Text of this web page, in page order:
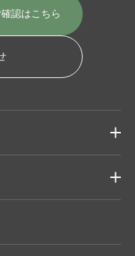
確認はこちら